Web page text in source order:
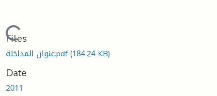
Loading...
Files
عنوان المداخلة.pdf(184.24 KB)
Date
2011